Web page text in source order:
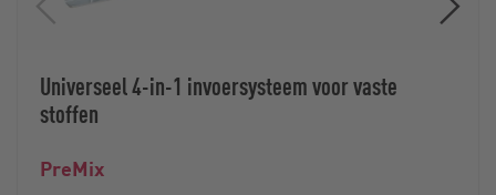
Universeel 4-in-1 invoersysteem voor vaste
stoffen
PreMix